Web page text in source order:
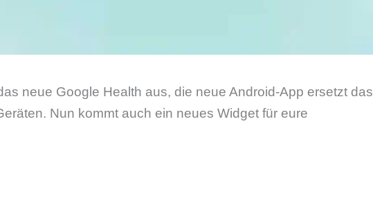
neue Google Health aus, die neue Android-App ersetzt das
Nun kommt auch ein neues Widget für eure